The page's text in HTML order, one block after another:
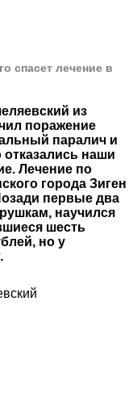
спасет лечение в
из
поражение
паралич и
отказались наши
Лечение по
города Зиген
первые два
научился
шесть
но у